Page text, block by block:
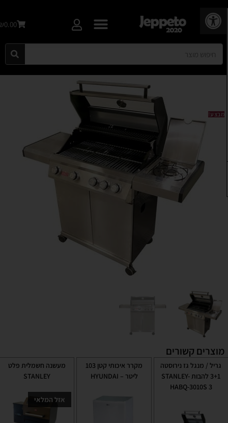
פתח סרגל נגישות
₪0.00
מבצע!
מוצרים קשורים
גריל / מנגל גז נירוסטה
3+1 להבות STANLEY-
HABQ-3010S 3
מקרר איכותי קטן 103
ליטר – HYUNDAI
מעשנה חשמלית פלט
STANLEY
אזל המלאי